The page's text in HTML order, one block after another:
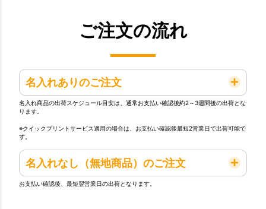
ご注文の流れ
名入れありのご注文
名入れ商品の出荷スケジュール目安は、通常お支払い確認後約2～3週間後の出荷とな
ります。
※クイックプリントサービス適用の場合は、お支払い確認後最短2営業日で出荷可能で
す。
名入れなし（無地商品）のご注文
お支払い確認後、最短翌営業日の出荷となります。